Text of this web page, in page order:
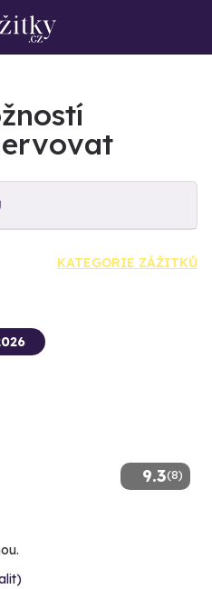
KATEGORIE ZÁŽITKŮ
9.3(8)